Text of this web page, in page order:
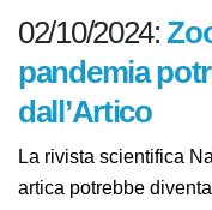
sicurezza nei luoghi
dell'educazione
02/10/2024: